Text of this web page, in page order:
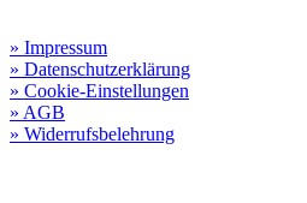
» Impressum
» Datenschutzerklärung
» Cookie-Einstellungen
» AGB
» Widerrufsbelehrung